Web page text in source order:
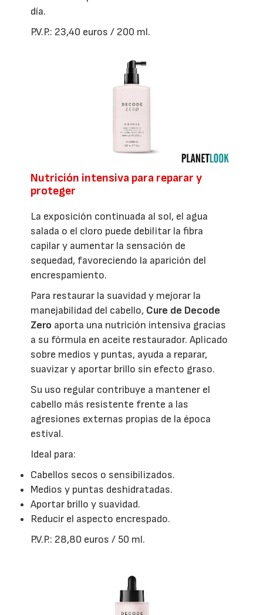
día.
P.V.P.: 23,40 euros / 200 ml.
Nutrición intensiva para reparar y
proteger
La exposición continuada al sol, el agua
salada o el cloro puede debilitar la fibra
capilar y aumentar la sensación de
sequedad, favoreciendo la aparición del
encrespamiento.
Para restaurar la suavidad y mejorar la
manejabilidad del cabello, Cure de Decode
Zero aporta una nutrición intensiva gracias
a su fórmula en aceite restaurador. Aplicado
sobre medios y puntas, ayuda a reparar,
suavizar y aportar brillo sin efecto graso.
Su uso regular contribuye a mantener el
cabello más resistente frente a las
agresiones externas propias de la época
estival.
Ideal para:
Cabellos secos o sensibilizados.
Medios y puntas deshidratadas.
Aportar brillo y suavidad.
Reducir el aspecto encrespado.
P.V.P.: 28,80 euros / 50 ml.